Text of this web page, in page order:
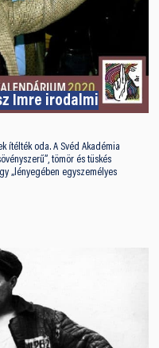
Imre irodalmi
ítélték oda. A Svéd Akadémia
tömör és tüskés
„lényegében egyszemélyes